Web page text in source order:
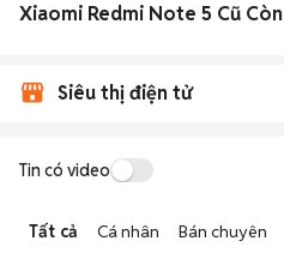
Siêu thị điện tử
Tin có video
Tất cả Cá nhân Bán chuyên